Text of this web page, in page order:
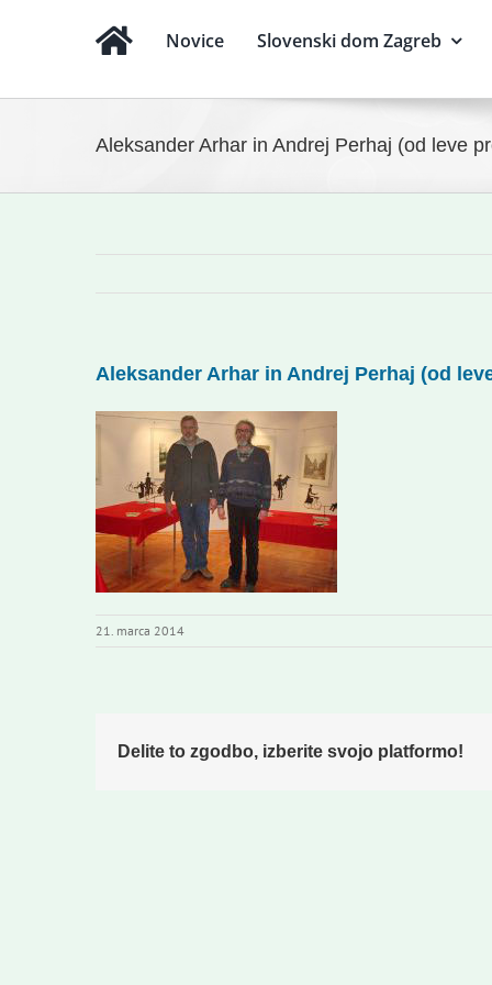
Novice Slovenski dom Zagreb
Aleksander Arhar in Andrej Perhaj (od leve
Aleksander Arhar in Andrej Perhaj (od
21. marca 2014
Delite to zgodbo, izberite svojo platformo!